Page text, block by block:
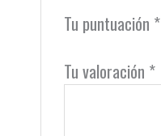
Tu puntuación *
Tu valoración *